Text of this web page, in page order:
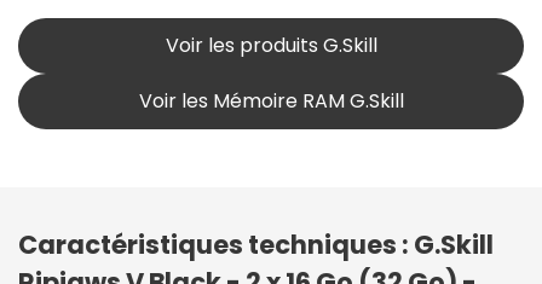
Voir les produits G.Skill
Voir les Mémoire RAM G.Skill
Caractéristiques techniques : G.Skill